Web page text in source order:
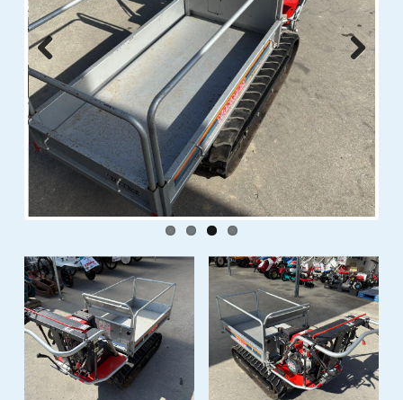
Previous Next